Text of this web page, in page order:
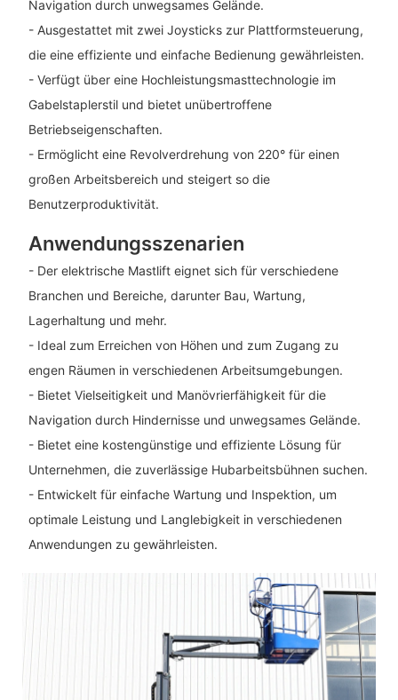
Navigation durch unwegsames Gelände.
- Ausgestattet mit zwei Joysticks zur Plattformsteuerung,
die eine effiziente und einfache Bedienung gewährleisten.
- Verfügt über eine Hochleistungsmasttechnologie im
Gabelstaplerstil und bietet unübertroffene
Betriebseigenschaften.
- Ermöglicht eine Revolverdrehung von 220° für einen
großen Arbeitsbereich und steigert so die
Benutzerproduktivität.
Anwendungsszenarien
- Der elektrische Mastlift eignet sich für verschiedene
Branchen und Bereiche, darunter Bau, Wartung,
Lagerhaltung und mehr.
- Ideal zum Erreichen von Höhen und zum Zugang zu
engen Räumen in verschiedenen Arbeitsumgebungen.
- Bietet Vielseitigkeit und Manövrierfähigkeit für die
Navigation durch Hindernisse und unwegsames Gelände.
- Bietet eine kostengünstige und effiziente Lösung für
Unternehmen, die zuverlässige Hubarbeitsbühnen suchen.
- Entwickelt für einfache Wartung und Inspektion, um
optimale Leistung und Langlebigkeit in verschiedenen
Anwendungen zu gewährleisten.